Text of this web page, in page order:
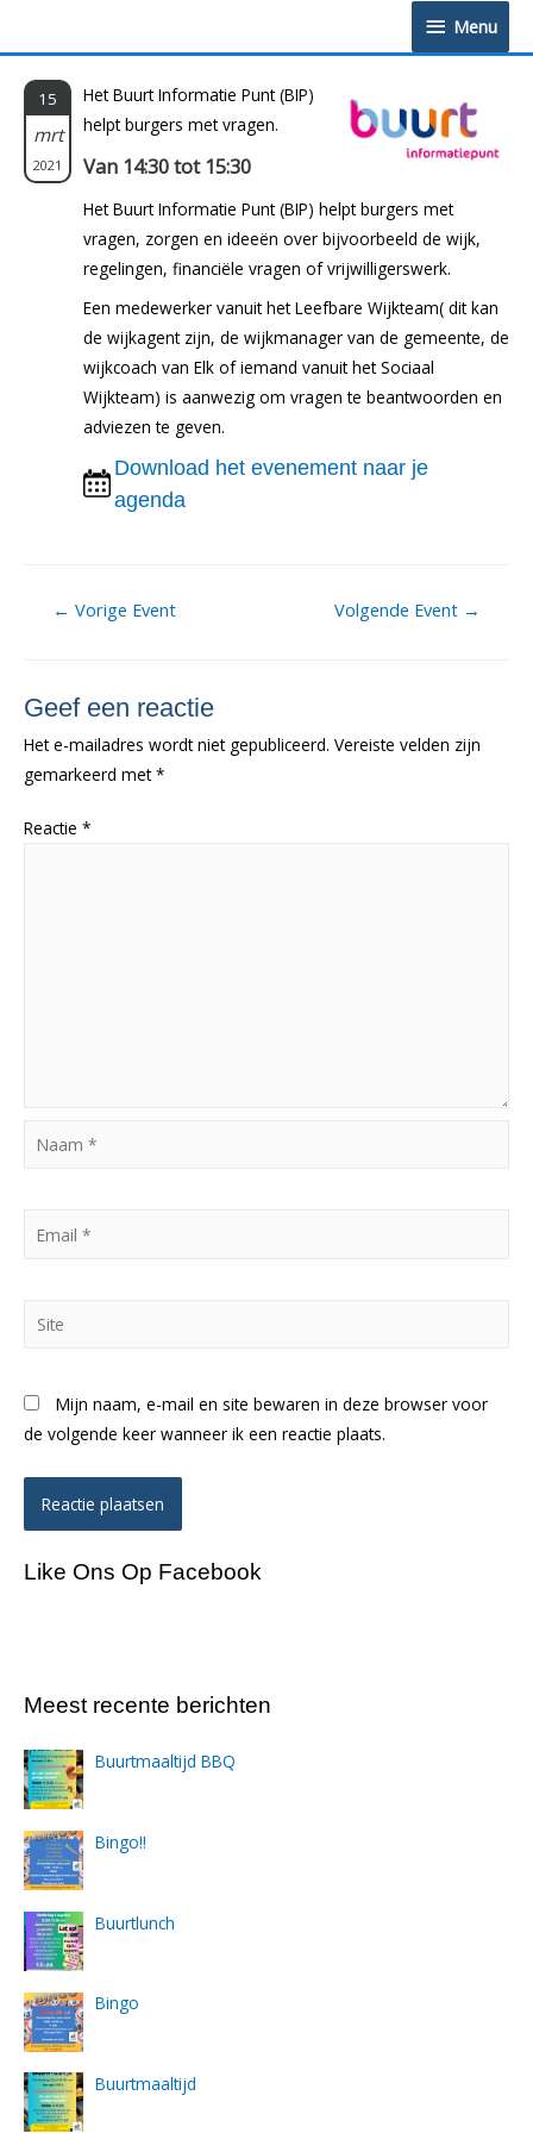
Menu
Menu
15
mrt
2021
Het Buurt Informatie Punt (BIP)
helpt burgers met vragen.
Van 14:30 tot 15:30
Het Buurt Informatie Punt (BIP) helpt burgers met
vragen, zorgen en ideeën over bijvoorbeeld de wijk,
regelingen, financiële vragen of vrijwilligerswerk.
Een medewerker vanuit het Leefbare Wijkteam( dit kan
de wijkagent zijn, de wijkmanager van de gemeente, de
wijkcoach van Elk of iemand vanuit het Sociaal
Wijkteam) is aanwezig om vragen te beantwoorden en
adviezen te geven.
Download het evenement naar je
agenda
Berichtnavigatie
← Vorige Event Volgende Event →
Geef een reactie
Het e-mailadres wordt niet gepubliceerd. Vereiste velden zijn
gemarkeerd met*
Reactie *
Naam
Mijn naam, e-mail en site bewaren in deze browser voor
de volgende keer wanneer ik een reactie plaats.
Like Ons Op Facebook
Meest recente berichten
Buurtmaaltijd BBQ
Bingo!!
Buurtlunch
Bingo
Buurtmaaltijd